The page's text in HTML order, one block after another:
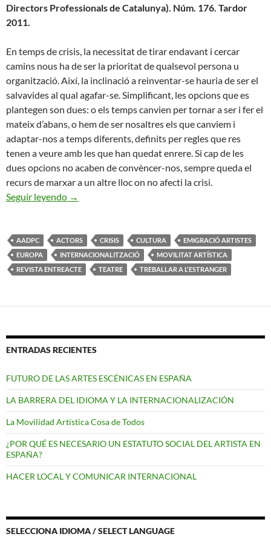
Directors Professionals de Catalunya). Núm. 176. Tardor
2011.
En temps de crisis, la necessitat de tirar endavant i cercar
camins nous ha de ser la prioritat de qualsevol persona u
organització. Així, la inclinació a reinventar-se hauria de ser el
salvavides al qual agafar-se. Simplificant, les opcions que es
plantegen son dues: o els temps canvien per tornar a ser i fer el
mateix d’abans, o hem de ser nosaltres els que canviem i
adaptar-nos a temps diferents, definits per regles que res
tenen a veure amb les que han quedat enrere. Si cap de les
dues opcions no acaben de convèncer-nos, sempre queda el
recurs de marxar a un altre lloc on no afecti la crisi.
Seguir leyendo Horitzons Llunyans
→
AADPC ACTORS CRISIS CULTURA
EMIGRACIÓ ARTISTES
EUROPA
INTERNACIONALITZACIÓ
MOVILITAT ARTÍSTICA
REVISTA ENTREACTE
TEATRE TREBALLAR A L'ESTRANGER
ENTRADAS RECIENTES
FUTURO DE LAS ARTES ESCÉNICAS EN ESPAÑA
LA BARRERA DEL IDIOMA Y LA INTERNACIONALIZACIÓN
La Movilidad Artística Cosa de Todos
¿POR QUÉ ES NECESARIO UN ESTATUTO SOCIAL DEL ARTISTA EN
ESPAÑA?
HACER LOCAL Y COMUNICAR INTERNACIONAL
SELECCIONA IDIOMA / SELECT LANGUAGE